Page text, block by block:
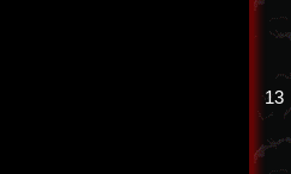
13